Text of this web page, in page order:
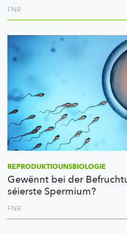
FNR
REPRODUKTIOUNSBIOLOGIE
Gewënnt bei der
séierste Spermium?
FNR